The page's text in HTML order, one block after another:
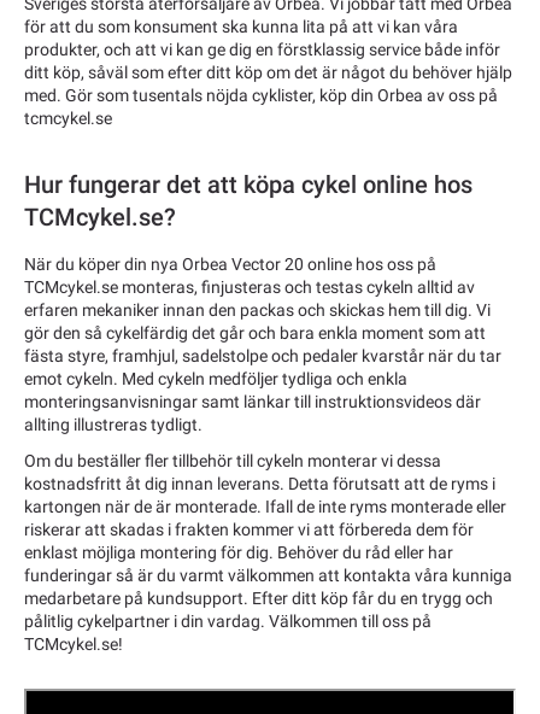
för att du som konsument ska kunna lita på att vi kan våra
produkter, och att vi kan ge dig en förstklassig service både inför
ditt köp, såväl som efter ditt köp om det är något du behöver hjälp
med. Gör som tusentals nöjda cyklister, köp din Orbea av oss på
tcmcykel.se
Hur fungerar det att köpa cykel online hos
TCMcykel.se?
När du köper din nya Orbea Vector 20 online hos oss på
TCMcykel.se monteras, finjusteras och testas cykeln alltid av
erfaren mekaniker innan den packas och skickas hem till dig. Vi
gör den så cykelfärdig det går och bara enkla moment som att
fästa styre, framhjul, sadelstolpe och pedaler kvarstår när du tar
emot cykeln. Med cykeln medföljer tydliga och enkla
monteringsanvisningar samt länkar till instruktionsvideos där
allting illustreras tydligt.
Om du beställer fler tillbehör till cykeln monterar vi dessa
kostnadsfritt åt dig innan leverans. Detta förutsatt att de ryms i
kartongen när de är monterade. Ifall de inte ryms monterade eller
riskerar att skadas i frakten kommer vi att förbereda dem för
enklast möjliga montering för dig. Behöver du råd eller har
funderingar så är du varmt välkommen att kontakta våra kunniga
medarbetare på kundsupport. Efter ditt köp får du en trygg och
pålitlig cykelpartner i din vardag. Välkommen till oss på
TCMcykel.se!